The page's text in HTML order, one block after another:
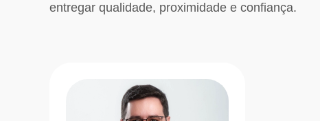
entregar qualidade, proximidade e confiança.